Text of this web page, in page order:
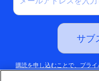
購読を申し込むことで、プラ